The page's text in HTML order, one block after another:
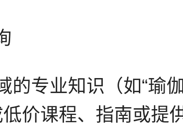
专业知识（如“瑜
价课程、指南或提